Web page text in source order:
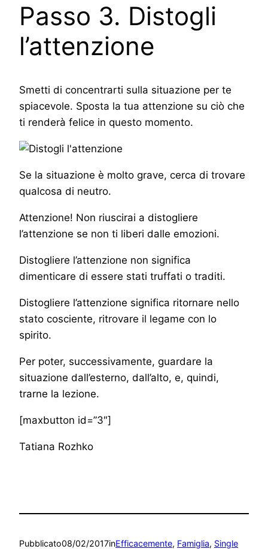
Passo 3. Distogli
l’attenzione
Smetti di concentrarti sulla situazione per te
spiacevole. Sposta la tua attenzione su ciò che
ti renderà felice in questo momento.
Se la situazione è molto grave, cerca di trovare
qualcosa di neutro.
Attenzione! Non riuscirai a distogliere
l’attenzione se non ti liberi dalle emozioni.
Distogliere l’attenzione non significa
dimenticare di essere stati truffati o traditi.
Distogliere l’attenzione significa ritornare nello
stato cosciente, ritrovare il legame con lo
spirito.
Per poter, successivamente, guardare la
situazione dall’esterno, dall’alto, e, quindi,
trarne la lezione.
[maxbutton id=”3″]
Tatiana Rozhko
Pubblicato08/02/2017inEfficacemente, Famiglia, Single